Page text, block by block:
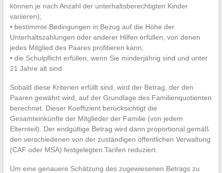
können je nach Anzahl der unterhaltsberechtigten Kinder
variieren);
• bestimmte Bedingungen in Bezug auf die Höhe der
Unterhaltszahlungen oder anderer Hilfen erfüllen, von denen
jedes Mitglied des Paares profitieren kann;
• die Schulpflicht erfüllen, wenn Sie minderjährig sind und unter
21 Jahre alt sind.
Sobald diese Kriterien erfüllt sind, wird der Betrag, der den
Paaren gewährt wird, auf der Grundlage des Familienquotienten
berechnet. Dieser Koeffizient berücksichtigt die
Gesamteinkünfte der Mitglieder der Familie (von jedem
Elternteil). Der endgültige Betrag wird dann proportional gemäß
den verschiedenen von der zuständigen öffentlichen Verwaltung
(CAF oder MSA) festgelegten Tarifen reduziert.
Um eine genauere Schätzung des zugewiesenen Betrags zu